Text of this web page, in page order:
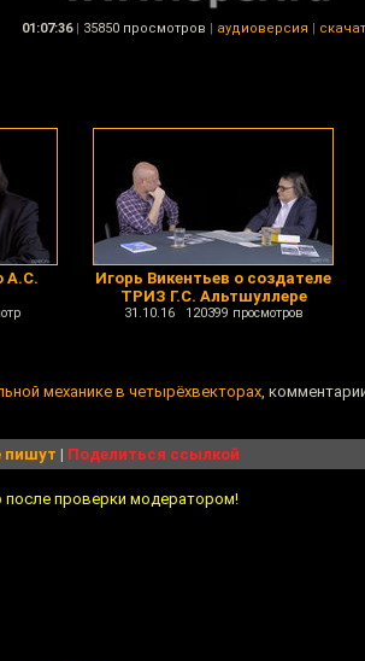
01:07:36 | 35850 просмотров | аудиоверсия |
А.С.
Игорь Викентьев о создателе
ТРИЗ Г.С. Альтшуллере
31.10.16 120399 просмотров
механике в четырёхвекторах,
пишут | Поделиться ссылкой
после проверки модератором!